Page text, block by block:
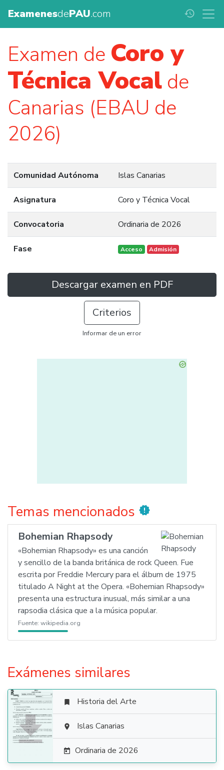
ExamenesdePAU.com history
Examen de Coro y
Técnica Vocal de
Canarias (EBAU de
2026)
Comunidad Autónoma Islas Canarias
Asignatura Coro y Técnica Vocal
Convocatoria Ordinaria de 2026
Fase Acceso Admisión
Descargar examen en PDF
Criterios
Informar de un error
Temas mencionados new_releases
Bohemian Rhapsody
«Bohemian Rhapsody» es una canción
y sencillo de la banda británica de rock Queen. Fue
escrita por Freddie Mercury para el álbum de 1975
titulado A Night at the Opera. «Bohemian Rhapsody»
presenta una estructura inusual, más similar a una
rapsodia clásica que a la música popular.
Fuente: wikipedia.org
Exámenes similares

 Historia del Arte
 Islas Canarias
 Ordinaria de 2026